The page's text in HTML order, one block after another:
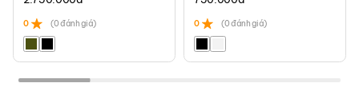
0 (0 đánh giá) 0 (0 đánh giá)